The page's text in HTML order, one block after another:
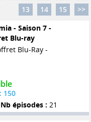
13
14 15
>>
- Saison 7 -
Blu-ray
Blu-Ray -
150
Nb épisodes : 21